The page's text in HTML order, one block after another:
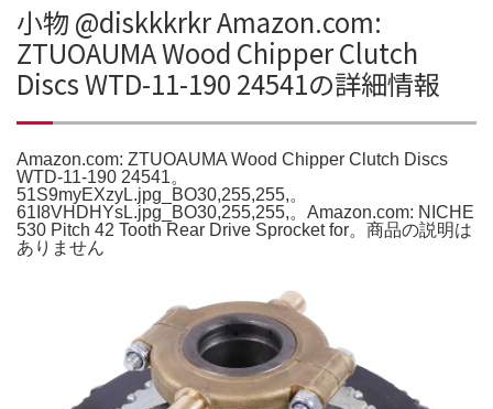
小物 @diskkkrkr Amazon.com:
ZTUOAUMA Wood Chipper Clutch
Discs WTD-11-190 24541の詳細情報
Amazon.com: ZTUOAUMA Wood Chipper Clutch Discs
WTD-11-190 24541。
51S9myEXzyL.jpg_BO30,255,255,。
61I8VHDHYsL.jpg_BO30,255,255,。Amazon.com: NICHE
530 Pitch 42 Tooth Rear Drive Sprocket for。商品の説明は
ありません